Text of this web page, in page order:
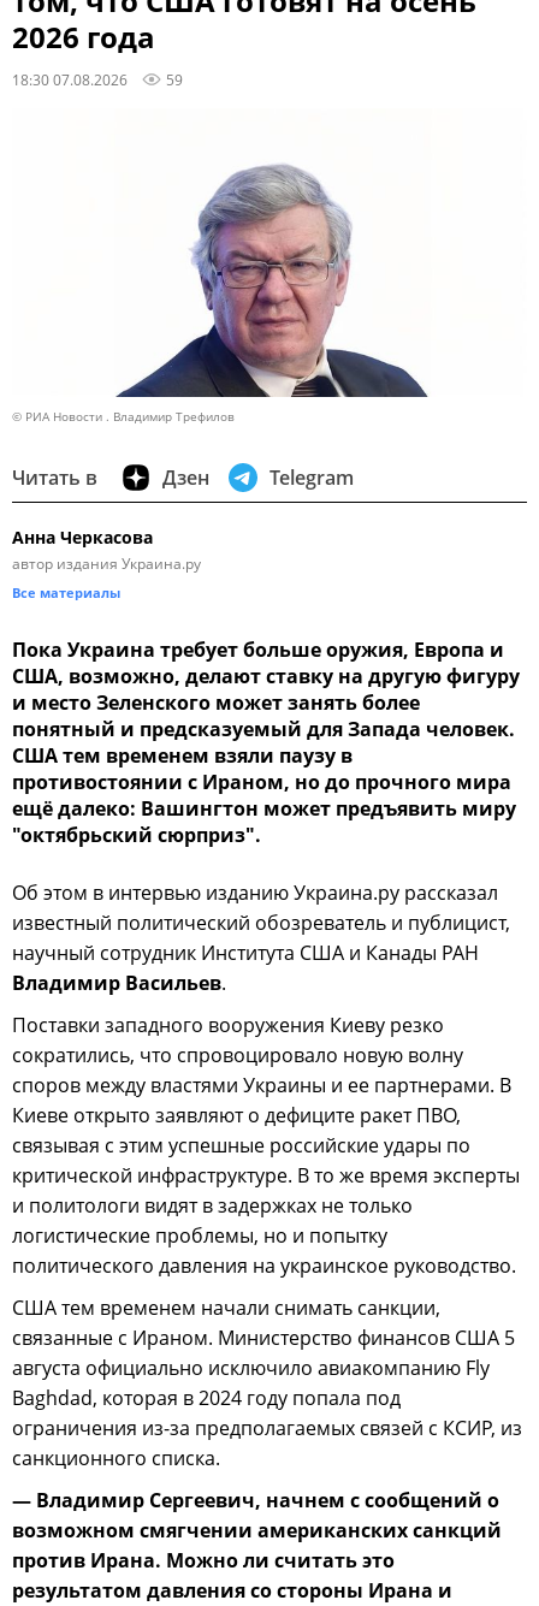
2026 года
18:30 07.08.2026 59
© РИА Новости . Владимир Трефилов
Читать в Дзен Telegram
Анна Черкасова
автор издания Украина.ру
Все материалы
Пока Украина требует больше оружия, Европа и
США, возможно, делают ставку на другую фигуру
и место Зеленского может занять более
понятный и предсказуемый для Запада человек.
США тем временем взяли паузу в
противостоянии с Ираном, но до прочного мира
ещё далеко: Вашингтон может предъявить миру
"октябрьский сюрприз".
Об этом в интервью изданию Украина.ру рассказал
известный политический обозреватель и публицист,
научный сотрудник Института США и Канады РАН
Владимир Васильев.
Поставки западного вооружения Киеву резко
сократились, что спровоцировало новую волну
споров между властями Украины и ее партнерами. В
Киеве открыто заявляют о дефиците ракет ПВО,
связывая с этим успешные российские удары по
критической инфраструктуре. В то же время эксперты
и политологи видят в задержках не только
логистические проблемы, но и попытку
политического давления на украинское руководство.
США тем временем начали снимать санкции,
связанные с Ираном. Министерство финансов США 5
августа официально исключило авиакомпанию Fly
Baghdad, которая в 2024 году попала под
ограничения из-за предполагаемых связей с КСИР, из
санкционного списка.
— Владимир Сергеевич, начнем с сообщений о
возможном смягчении американских санкций
против Ирана. Можно ли считать это
результатом давления со стороны Ирана и